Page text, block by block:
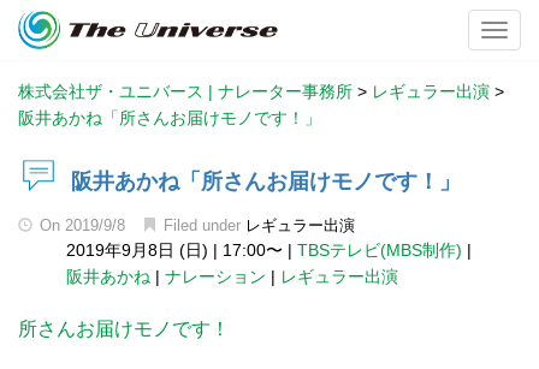
株式会社ザ・ユニバース | ナレーター事務所 > レギュラー出演 >
阪井あかね「所さんお届けモノです！」
阪井あかね「所さんお届けモノです！」
On 2019/9/8 Filed under レギュラー出演
2019年9月8日 (日) | 17:00〜 | TBSテレビ(MBS制作) |
阪井あかね | ナレーション | レギュラー出演
所さんお届けモノです！